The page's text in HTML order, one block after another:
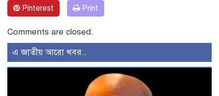
Pinterest Print
Comments are closed.
এ জাতীয় আরো খবর..